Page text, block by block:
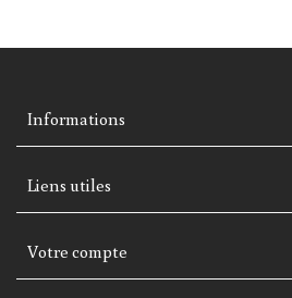
Informations
Liens utiles
Votre compte